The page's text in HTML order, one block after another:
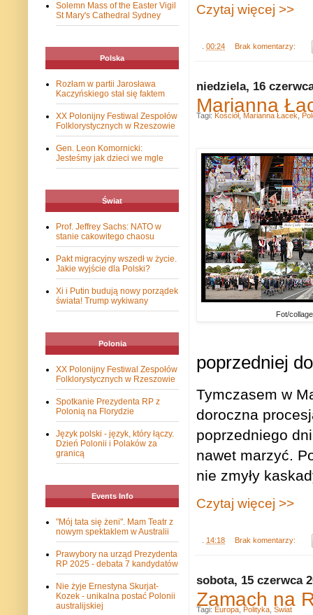
Czytaj więcej >>
00:24 Brak komentarzy:
niedziela, 16
Marianna
Fot/
poprzedniej
Tymczasem w
doroczna
poprzedniego
nawet marzyć.
nie zmyły
Czytaj więcej >>
14:18 Brak komentarzy:
Tagi: Kościół, Marianna Łacek
sobota, 15 czerwca
Zamach na
Tagi: Europa Polityka Świat
Solemn Mass of the Easter Vigil
St Mary's Cathedral Sydney
Polska
Rozłam w partii Jarosława
Kaczyńskiego stał się faktem
XX Polonijny Festiwal Zespołów
Folklorystycznych w Rzeszowie
Gen. Leon Komornicki:
Jesteśmy jak dzieci we mgle
Świat
Prof. Jeffrey Sachs: NATO w
stanie cakowitego chaosu
Pakt migracyjny wszedł w życie.
Jakie wyjście dla Polski?
Xi i Putin budują nowy porządek
świata! Trump wykiwany
Polonia
XX Polonijny Festiwal Zespołów
Folklorystycznych w Rzeszowie
Spotkanie Prezydenta RP z
Polonią na Florydzie
Język polski - język, który łączy.
Dzień Polonii i Polaków za
granicą
Events Info
"Mój tata się żeni". Mam Teatr z
nowym spektaklem w Australii
Prawybory na urząd Prezydenta
RP 2025 - debata 7 kandydatów
Nie żyje Ernestyna Skurjat-
Kozek - unikalna postać Polonii
australijskiej